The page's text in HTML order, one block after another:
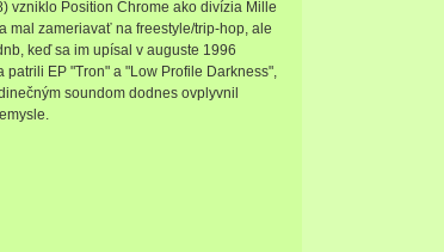
vzniklo Position Chrome ako divízia Mille
mal zameriavať na freestyle/trip-hop, ale
keď sa im upísal v auguste 1996
EP "Tron" a "Low Profile Darkness",
soundom dodnes ovplyvnil